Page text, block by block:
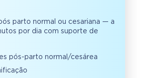
parto normal ou cesariana — a
por dia com suporte de
pós-parto normal/cesárea